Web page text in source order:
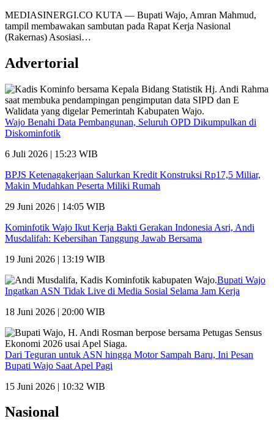
MEDIASINERGI.CO KUTA — Bupati Wajo, Amran Mahmud,
tampil membawakan sambutan pada Rapat Kerja Nasional
(Rakernas) Asosiasi…
Advertorial
Wajo Benahi Data Pembangunan, Seluruh OPD Dikumpulkan di
Diskominfotik
6 Juli 2026 | 15:23 WIB
BPJS Ketenagakerjaan Salurkan Kredit Konstruksi Rp17,5 Miliar,
Makin Mudahkan Peserta Miliki Rumah
29 Juni 2026 | 14:05 WIB
Kominfotik Wajo Ikut Kerja Bakti Gerakan Indonesia Asri, Andi
Musdalifah: Kebersihan Tanggung Jawab Bersama
19 Juni 2026 | 13:19 WIB
Bupati Wajo
Ingatkan ASN Tidak Live di Media Sosial Selama Jam Kerja
18 Juni 2026 | 20:00 WIB
Dari Teguran untuk ASN hingga Motor Sampah Baru, Ini Pesan
Bupati Wajo Saat Apel Pagi
15 Juni 2026 | 10:32 WIB
Nasional